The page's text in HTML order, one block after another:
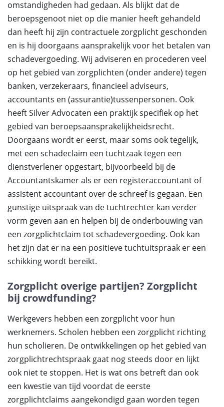
omstandigheden had gedaan. Als blijkt dat de
beroepsgenoot niet op die manier heeft gehandeld
dan heeft hij zijn contractuele zorgplicht geschonden
en is hij doorgaans aansprakelijk voor het betalen van
schadevergoeding. Wij adviseren en procederen veel
op het gebied van zorgplichten (onder andere) tegen
banken, verzekeraars, financieel adviseurs,
accountants en (assurantie)tussenpersonen. Ook
heeft Silver Advocaten een praktijk specifiek op het
gebied van beroepsaansprakelijkheidsrecht.
Doorgaans wordt er eerst, maar soms ook tegelijk,
met een schadeclaim een tuchtzaak tegen een
dienstverlener opgestart, bijvoorbeeld bij de
Accountantskamer als er een registeraccountant of
assistent accountant over de schreef is gegaan. Een
gunstige uitspraak van de tuchtrechter kan verder
vorm geven aan en helpen bij de onderbouwing van
een zorgplichtclaim tot schadevergoeding. Ook kan
het zijn dat er na een positieve tuchtuitspraak er een
schikking wordt bereikt.
Zorgplicht overige partijen? Zorgplicht
bij crowdfunding?
Werkgevers hebben een zorgplicht voor hun
werknemers. Scholen hebben een zorgplicht richting
hun scholieren. De ontwikkelingen op het gebied van
zorgplichtrechtspraak gaat nog steeds door en lijkt
ook niet te stoppen. Het is wat ons betreft dan ook
een kwestie van tijd voordat de eerste
zorgplichtclaims aangekondigd gaan worden tegen